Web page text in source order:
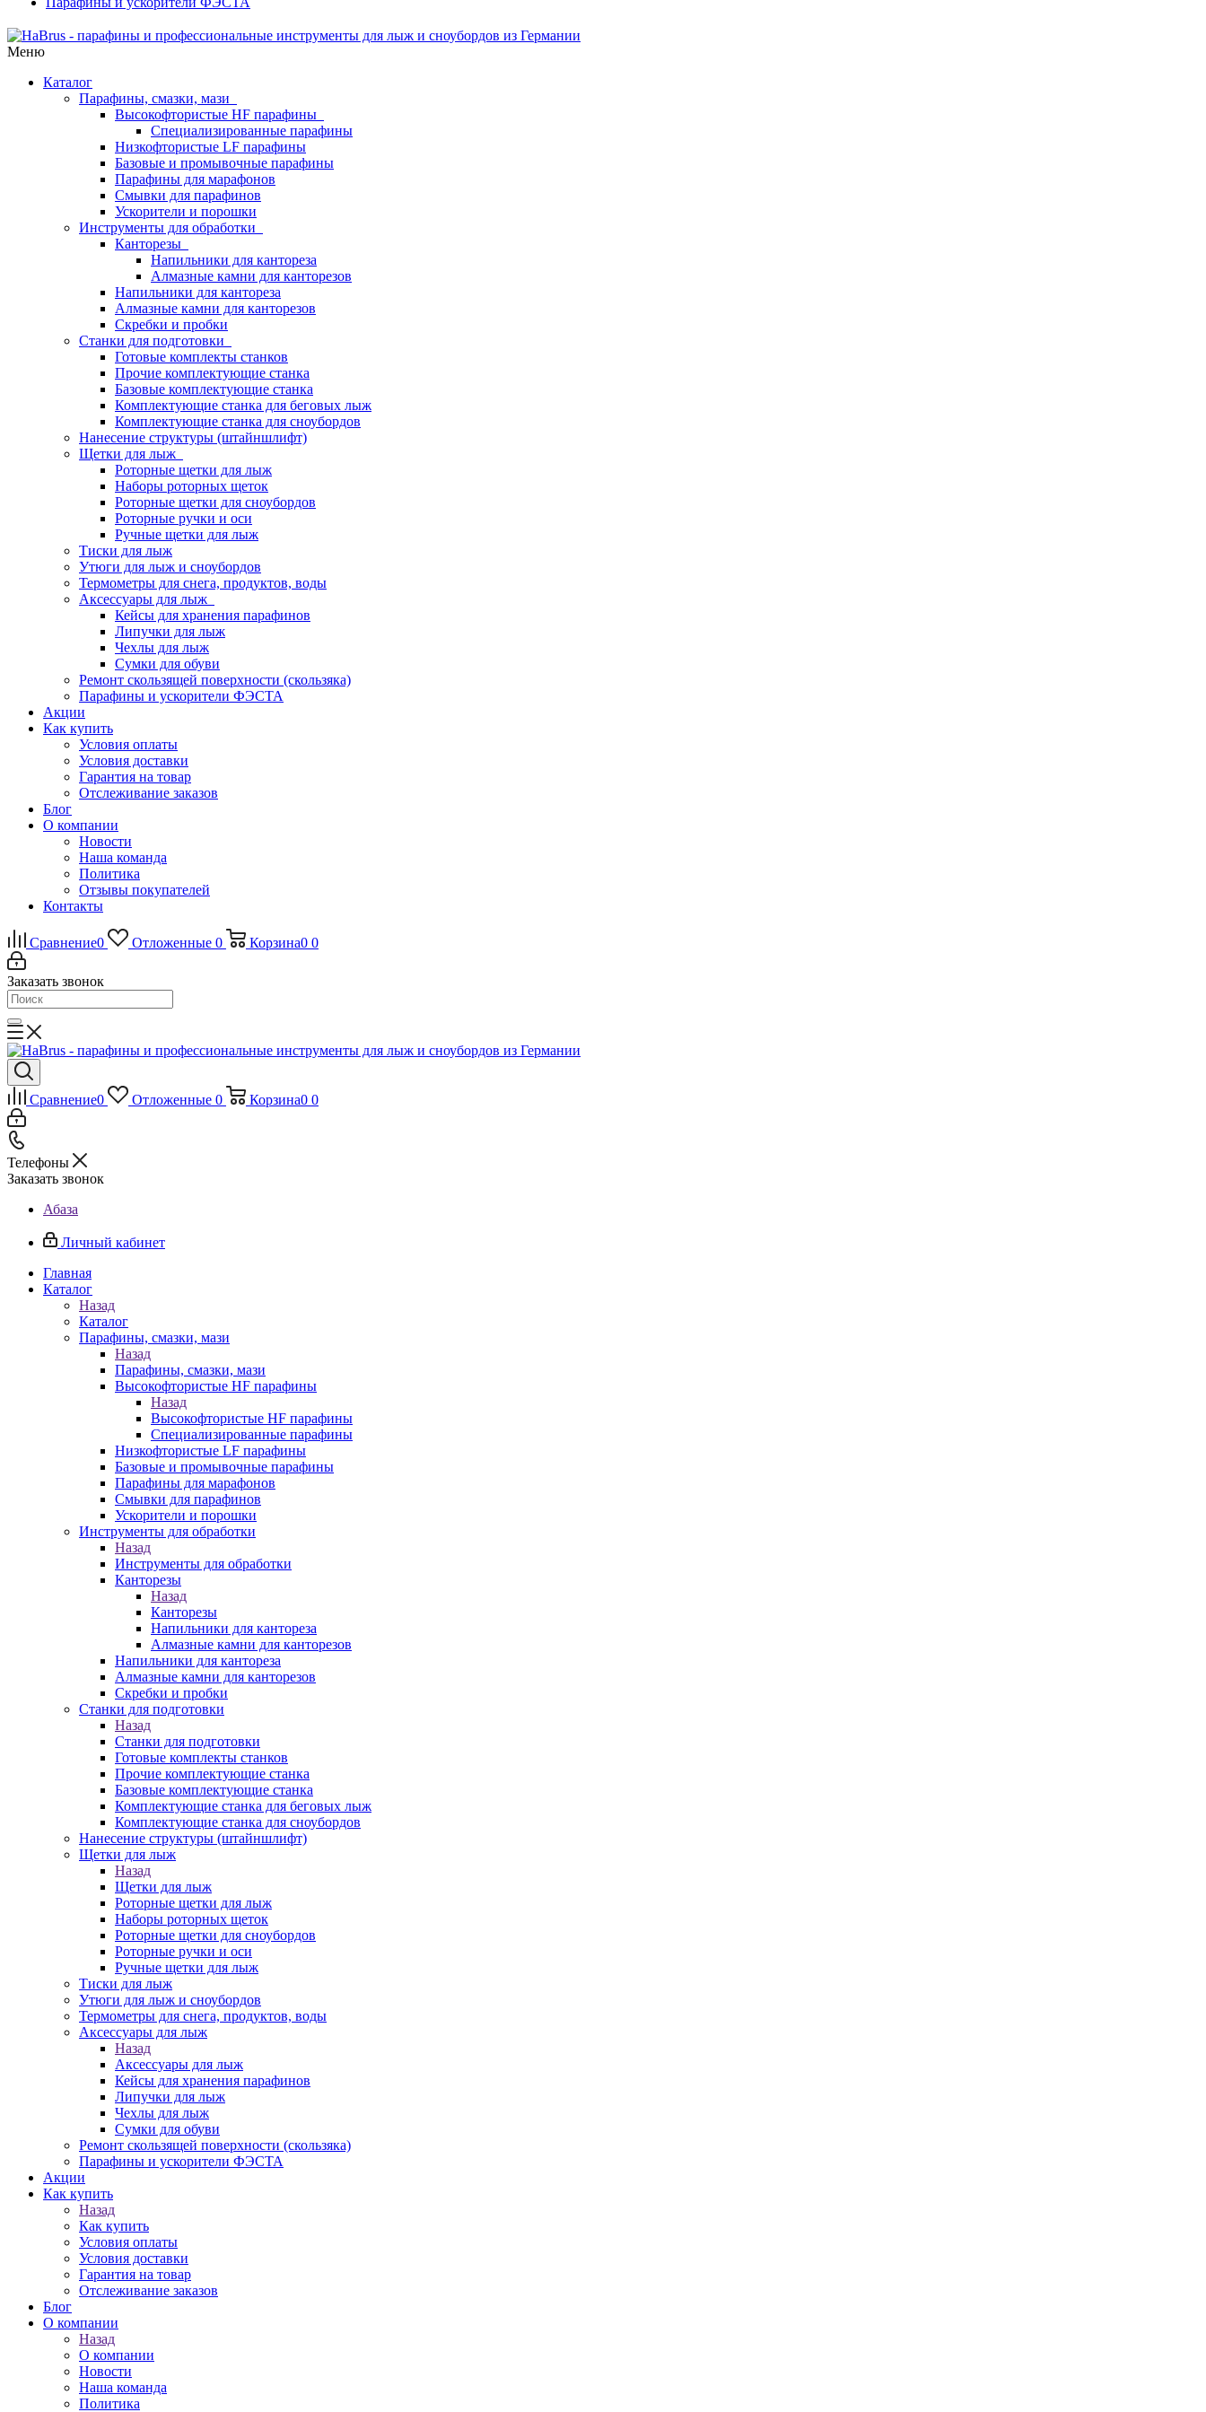
Меню
Каталог
Парафины, смазки, мази
Высокофтористые HF парафины
Специализированные парафины
Низкофтористые LF парафины
Базовые и промывочные парафины
Парафины для марафонов
Смывки для парафинов
Ускорители и порошки
Инструменты для обработки
Канторезы
Напильники для кантореза
Алмазные камни для канторезов
Напильники для кантореза
Алмазные камни для канторезов
Скребки и пробки
Станки для подготовки
Готовые комплекты станков
Прочие комплектующие станка
Базовые комплектующие станка
Комплектующие станка для беговых лыж
Комплектующие станка для сноубордов
Нанесение структуры (штайншлифт)
Щетки для лыж
Роторные щетки для лыж
Наборы роторных щеток
Роторные щетки для сноубордов
Роторные ручки и оси
Ручные щетки для лыж
Тиски для лыж
Утюги для лыж и сноубордов
Термометры для снега, продуктов, воды
Аксессуары для лыж
Кейсы для хранения парафинов
Липучки для лыж
Чехлы для лыж
Сумки для обуви
Ремонт скользящей поверхности (скользяка)
Парафины и ускорители ФЭСТА
Акции
Как купить
Условия оплаты
Условия доставки
Гарантия на товар
Отслеживание заказов
Блог
О компании
Новости
Наша команда
Политика
Отзывы покупателей
Контакты
Сравнение0 Отложенные 0 Корзина0 0
Заказать звонок
Сравнение0 Отложенные 0 Корзина0 0
Телефоны
Заказать звонок
Абаза
Личный кабинет
Главная
Каталог
Назад
Каталог
Парафины, смазки, мази
Назад
Парафины, смазки, мази
Высокофтористые HF парафины
Назад
Высокофтористые HF парафины
Специализированные парафины
Низкофтористые LF парафины
Базовые и промывочные парафины
Парафины для марафонов
Смывки для парафинов
Ускорители и порошки
Инструменты для обработки
Назад
Инструменты для обработки
Канторезы
Назад
Канторезы
Напильники для кантореза
Алмазные камни для канторезов
Напильники для кантореза
Алмазные камни для канторезов
Скребки и пробки
Станки для подготовки
Назад
Станки для подготовки
Готовые комплекты станков
Прочие комплектующие станка
Базовые комплектующие станка
Комплектующие станка для беговых лыж
Комплектующие станка для сноубордов
Нанесение структуры (штайншлифт)
Щетки для лыж
Назад
Щетки для лыж
Роторные щетки для лыж
Наборы роторных щеток
Роторные щетки для сноубордов
Роторные ручки и оси
Ручные щетки для лыж
Тиски для лыж
Утюги для лыж и сноубордов
Термометры для снега, продуктов, воды
Аксессуары для лыж
Назад
Аксессуары для лыж
Кейсы для хранения парафинов
Липучки для лыж
Чехлы для лыж
Сумки для обуви
Ремонт скользящей поверхности (скользяка)
Парафины и ускорители ФЭСТА
Акции
Как купить
Назад
Как купить
Условия оплаты
Условия доставки
Гарантия на товар
Отслеживание заказов
Блог
О компании
Назад
О компании
Новости
Наша команда
Политика